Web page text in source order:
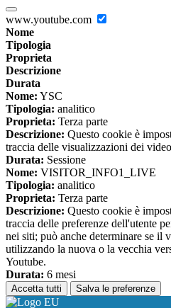
www.youtube.com
Nome
Tipologia
Proprieta
Descrizione
Durata
Nome: YSC
Tipologia: analitico
Proprieta: Terza parte
Descrizione: Questo cookie è
traccia delle visualizzazioni dei
Durata: Sessione
Nome: VISITOR_INFO1_LIVE
Tipologia: analitico
Proprieta: Terza parte
Descrizione: Questo cookie è
traccia delle preferenze dell'utente
nei siti; può anche determinare se il
utilizzando la nuova o la vecchia
Youtube.
Durata: 6 mesi
Accetta tutti Salva le preferenze